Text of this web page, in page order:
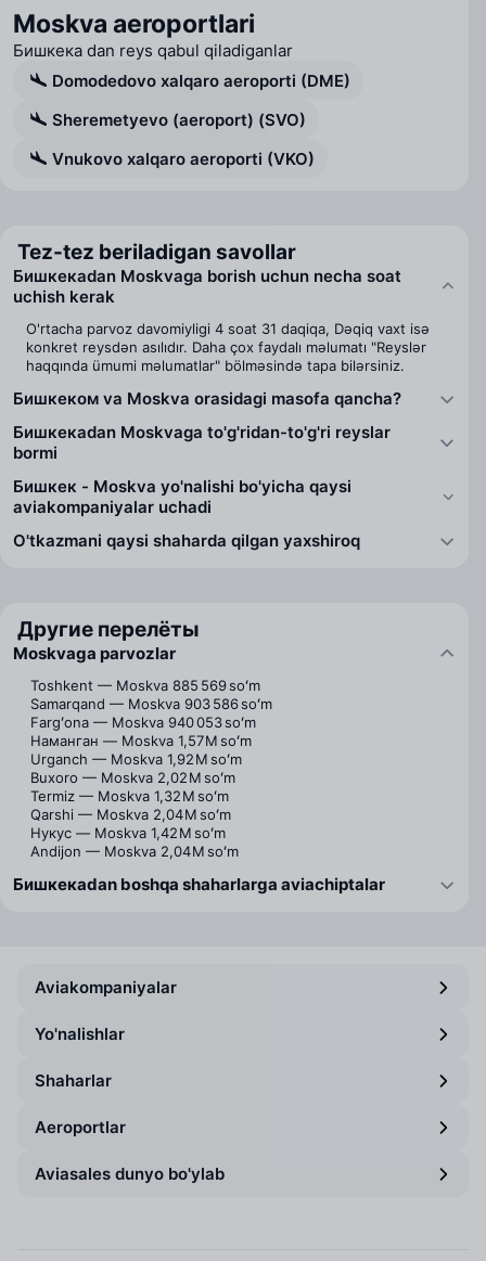
Moskva aeroportlari
Бишкека dan reys qabul qiladiganlar
Domodedovo xalqaro aeroporti (DME)
Sheremetyevo (aeroport) (SVO)
Vnukovo xalqaro aeroporti (VKO)
Tez-tez beriladigan savollar
Бишкекаdan Moskvaga borish uchun necha soat
uchish kerak
O'rtacha parvoz davomiyligi 4 soat 31 daqiqa, Dəqiq vaxt isə
konkret reysdən asılıdır. Daha çox faydalı məlumatı "Reyslər
haqqında ümumi məlumatlar" bölməsində tapa bilərsiniz.
Бишкеком va Moskva orasidagi masofa qancha?
Бишкекаdan Moskvaga to'g'ridan-to'g'ri reyslar
bormi
Бишкек - Moskva yo'nalishi bo'yicha qaysi
aviakompaniyalar uchadi
O'tkazmani qaysi shaharda qilgan yaxshiroq
Другие перелёты
Moskvaga parvozlar
Toshkent — Moskva 885 569 soʻm
Samarqand — Moskva 903 586 soʻm
Fargʻona — Moskva 940 053 soʻm
Наманган — Moskva 1,57 M soʻm
Urganch — Moskva 1,92 M soʻm
Buxoro — Moskva 2,02 M soʻm
Termiz — Moskva 1,32 M soʻm
Qarshi — Moskva 2,04 M soʻm
Нукус — Moskva 1,42 M soʻm
Andijon — Moskva 2,04 M soʻm
Бишкекаdan boshqa shaharlarga aviachiptalar
Aviakompaniyalar
Yo'nalishlar
Shaharlar
Aeroportlar
Aviasales dunyo bo'ylab